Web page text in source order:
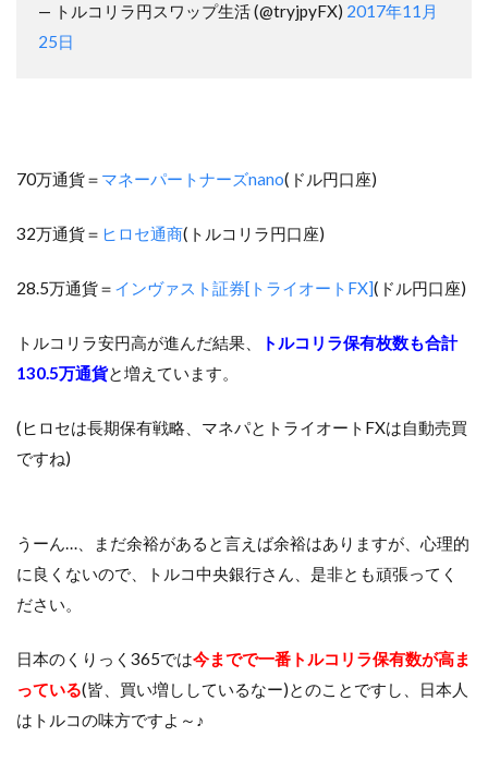
— トルコリラ円スワップ生活 (@tryjpyFX) 2017年11月
25日
70万通貨＝ マネーパートナーズnano(ドル円口座)
32万通貨＝ ヒロセ通商(トルコリラ円口座)
28.5万通貨＝ インヴァスト証券[トライオートFX](ドル円口座)
トルコリラ安円高が進んだ結果、
トルコリラ保有枚数も合計
130.5万通貨と増えています。
(ヒロセは長期保有戦略、マネパとトライオートFXは自動売買
ですね)
うーん…、まだ余裕があると言えば余裕はありますが、心理的
に良くないので、トルコ中央銀行さん、是非とも頑張ってく
ださい。
日本のくりっく365では今までで一番トルコリラ保有数が高ま
っている(皆、買い増ししているなー)とのことですし、日本人
はトルコの味方ですよ～♪